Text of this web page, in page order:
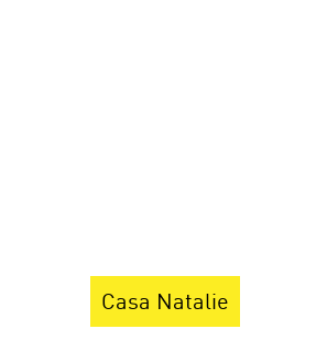
Casa Natalie